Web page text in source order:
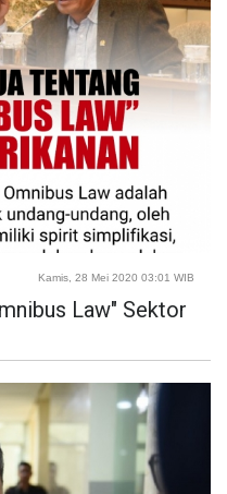
Kamis, 28 Mei 2020 03:01 WIB
Law" Sektor